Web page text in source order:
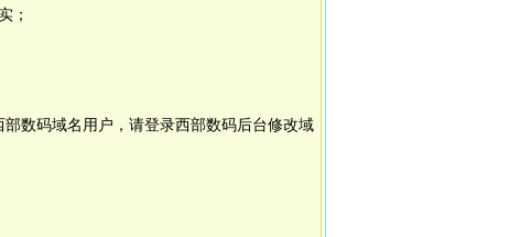
；
数码域名用户，请登录西部数码后台修改域